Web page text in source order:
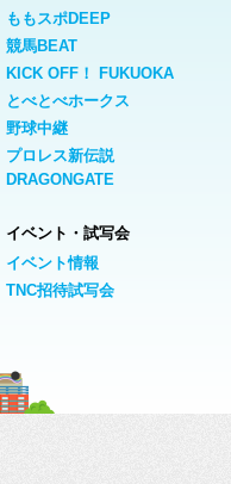
ももスポDEEP
競馬BEAT
KICK OFF！ FUKUOKA
とべとべホークス
野球中継
プロレス新伝説
DRAGONGATE
イベント・試写会
イベント情報
TNC招待試写会